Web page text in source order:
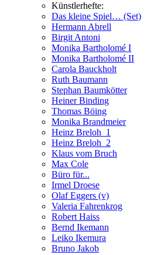
Künstlerhefte:
Das kleine Spiel… (Set)
Hermann Abrell
Birgit Antoni
Monika Bartholomé I
Monika Bartholomé II
Carola Bauckholt
Ruth Baumann
Stephan Baumkötter
Heiner Binding
Thomas Böing
Monika Brandmeier
Heinz Breloh_1
Heinz Breloh_2
Klaus vom Bruch
Max Cole
Büro für...
Irmel Droese
Olaf Eggers (v)
Valeria Fahrenkrog
Robert Haiss
Bernd Ikemann
Leiko Ikemura
Bruno Jakob